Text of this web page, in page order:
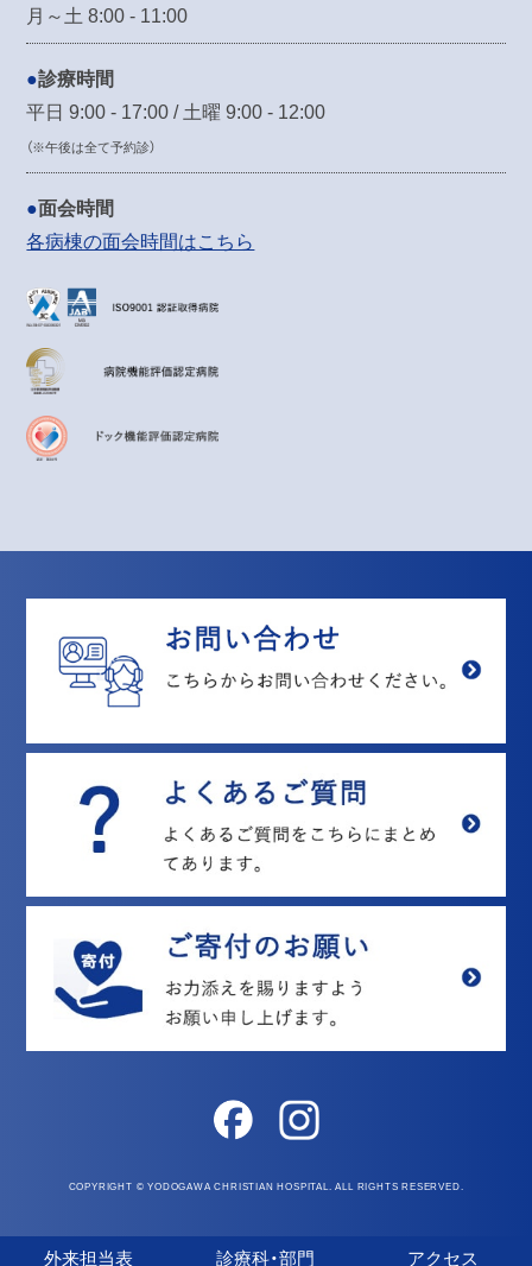
月～土 8:00 - 11:00
診療時間
平日 9:00 - 17:00 / 土曜 9:00 - 12:00
（※午後は全て予約診）
面会時間
各病棟の面会時間はこちら
COPYRIGHT © YODOGAWA CHRISTIAN HOSPITAL. ALL RIGHTS RESERVED.
外来担当表 診療科・部門 アクセス